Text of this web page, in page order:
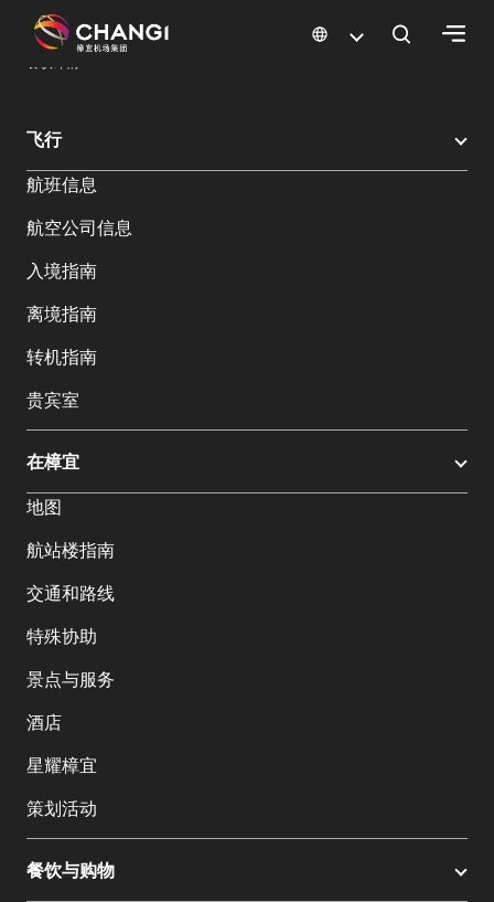
所
樟
宜
网
站:
选
择
言:
樟宜机场 樟宜机场餐饮与购物
餐饮指南：餐厅和美食 | 樟宜机场
飞行
航班信息
航空公司信息
入境指南
离境指南
转机指南
贵宾室
在樟宜
地图
航站楼指南
交通和路线
特殊协助
景点与服务
酒店
星耀樟宜
策划活动
餐饮与购物